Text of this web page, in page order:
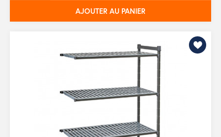
AJOUTER AU PANIER